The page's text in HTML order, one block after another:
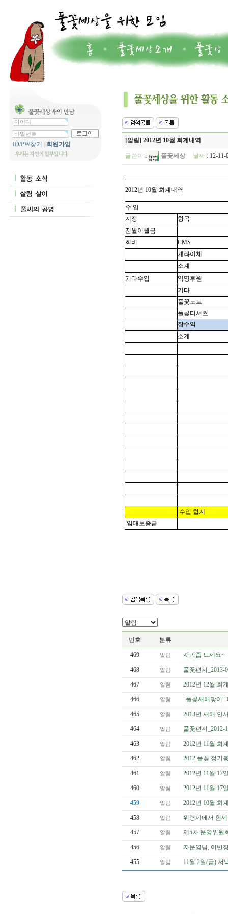
ID/PW찾기 회원가입
[알림] 2012년 10월 회계내역
글쓴이 : 풀꽃세상 날짜: 12-
2012년 10월 회계내역
수 입
계정
항목
전월이월금
회비
CMS
계좌이체
소계
기타수입
익명후원
기타
풀꽃노트
풀꽃티셔츠
잡수익
소계
수입 합계
임대보증금
번호 분류
469 알림 사과즙 드세요~
468 알림 풀꽃편지_2013-
467 알림 2012년 12월 회
466 알림 "풀꽃새해맞이"
465 알림 2013년 새해 인
464 알림 풀꽃편지_2012-
463 알림 2012년 11월 회
462 알림 2012 풀꽃 정기
461 알림 2012년 11월 17
460 알림 2012년 11월 17
459 알림 2012년 10월 회
458 알림 위령제에서 함
457 알림 제5차 운영위원
456 알림 자운영님, 어반
455 알림 11월 2일(금) 저